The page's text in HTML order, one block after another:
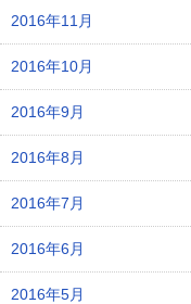
2016年11月
2016年10月
2016年9月
2016年8月
2016年7月
2016年6月
2016年5月